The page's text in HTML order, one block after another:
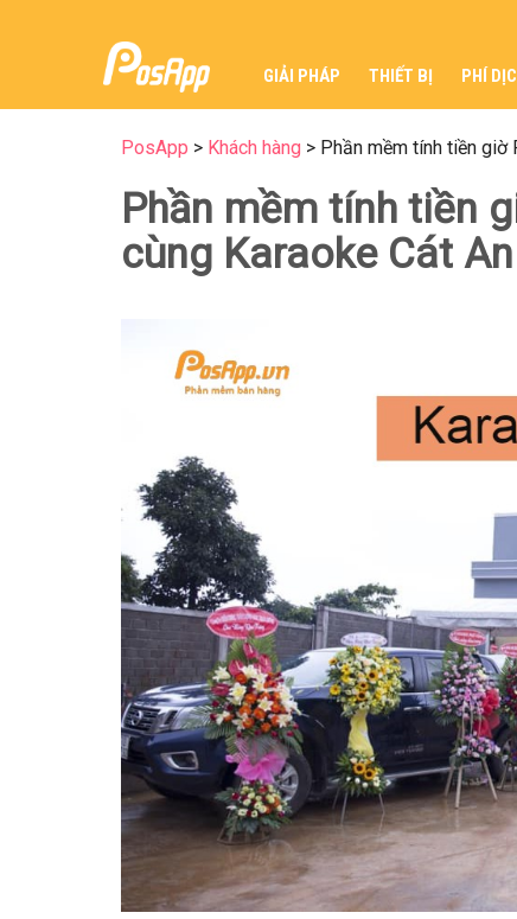
GIẢI PHÁP THIẾT BỊ PHÍ
PosApp > Khách hàng > Phần mềm tính tiền giờ
Phần mềm tính tiền
cùng Karaoke Cát An